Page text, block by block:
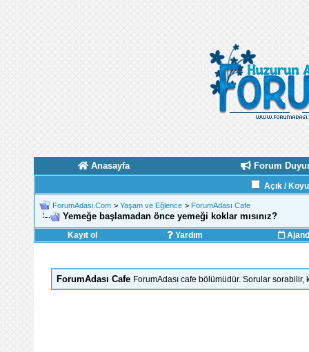
Anasayfa Forum
Açık /
ForumAdasi.Com > Yaşam ve Eğlence > ForumAdası Cafe
Yemeğe başlamadan önce yemeği koklar mısınız?
Kayıt ol Yardım
ForumAdası Cafe ForumAdası cafe bölümüdür. Sorular